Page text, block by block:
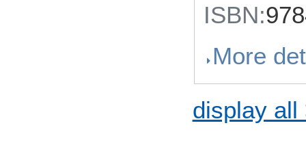
ISBN:
More
display all